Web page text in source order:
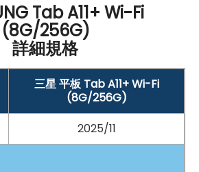
照與解鎖一次到位
採用 800 萬畫素後置主鏡頭，能應付
拍攝或簡單的影像需求，適合用來拍
錄或即時分享畫面。前置則搭載 500
訊通話、線上課程與基本自拍需
，適合長時間使用。此外，裝置也
Tab A11+ Wi-Fi
(8G/256G)
詳細規格
三星 平板 Tab A11+ Wi-Fi
(8G/256G)
2025/11